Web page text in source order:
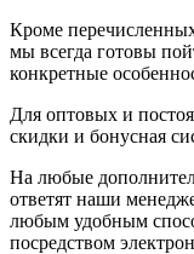
Кроме
мы всегда готовы
конкретные
Для оптовых и
скидки и бонусная
На любые
ответят наши
любым удобным
посредством